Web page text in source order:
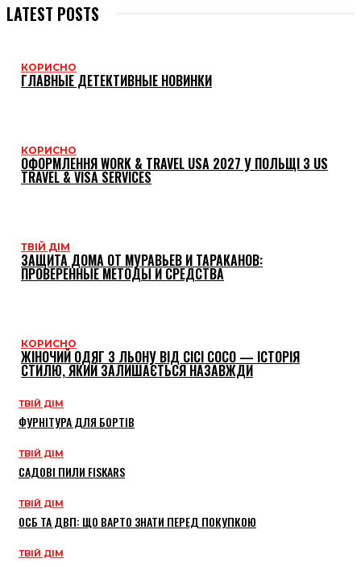
LATEST POSTS
КОРИСНО
ГЛАВНЫЕ ДЕТЕКТИВНЫЕ НОВИНКИ
КОРИСНО
ОФОРМЛЕННЯ WORK & TRAVEL USA 2027 У ПОЛЬЩІ З US
TRAVEL & VISA SERVICES
ТВІЙ ДІМ
ЗАЩИТА ДОМА ОТ МУРАВЬЕВ И ТАРАКАНОВ:
ПРОВЕРЕННЫЕ МЕТОДЫ И СРЕДСТВА
КОРИСНО
ЖІНОЧИЙ ОДЯГ З ЛЬОНУ ВІД CICI COCO — ІСТОРІЯ
СТИЛЮ, ЯКИЙ ЗАЛИШАЄТЬСЯ НАЗАВЖДИ
ТВІЙ ДІМ
ФУРНІТУРА ДЛЯ БОРТІВ
ТВІЙ ДІМ
САДОВІ ПИЛИ FISKARS
ТВІЙ ДІМ
ОСБ ТА ДВП: ЩО ВАРТО ЗНАТИ ПЕРЕД ПОКУПКОЮ
ТВІЙ ДІМ